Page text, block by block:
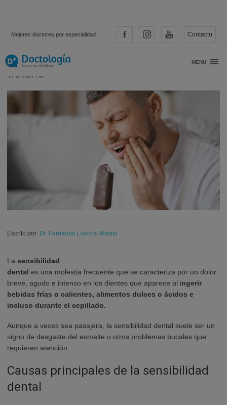
Mejores doctores por especialidad Contacto
MENU
Sensibilidad dental: causas y cómo
tratarla
Escrito por: Dr. Fernando Loscos Morato
La sensibilidad
dental es una molestia frecuente que se caracteriza por un dolor
breve, agudo e intenso en los dientes que aparece al ingerir
bebidas frías o calientes, alimentos dulces o ácidos e
incluso durante el cepillado.
Aunque a veces sea pasajera, la sensibilidad dental suele ser un
signo de desgaste del esmalte u otros problemas bucales que
requieren atención.
Causas principales de la sensibilidad
dental